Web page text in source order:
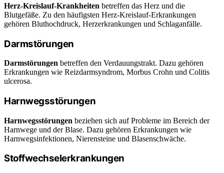
Herz-Kreislauf-Krankheiten betreffen das Herz und die
Blutgefäße. Zu den häufigsten Herz-Kreislauf-Erkrankungen
gehören Bluthochdruck, Herzerkrankungen und Schlaganfälle.
Darmstörungen
Darmstörungen betreffen den Verdauungstrakt. Dazu gehören
Erkrankungen wie Reizdarmsyndrom, Morbus Crohn und Colitis
ulcerosa.
Harnwegsstörungen
Harnwegsstörungen beziehen sich auf Probleme im Bereich der
Harnwege und der Blase. Dazu gehören Erkrankungen wie
Harnwegsinfektionen, Nierensteine und Blasenschwäche.
Stoffwechselerkrankungen